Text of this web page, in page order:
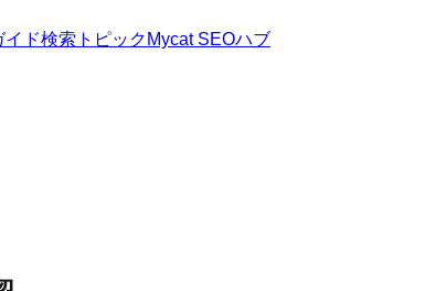
イド検索トピック Mycat SEOハブ